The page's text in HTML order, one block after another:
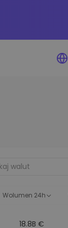
optymalne wyniki
Wolumen 24h
18.8B €